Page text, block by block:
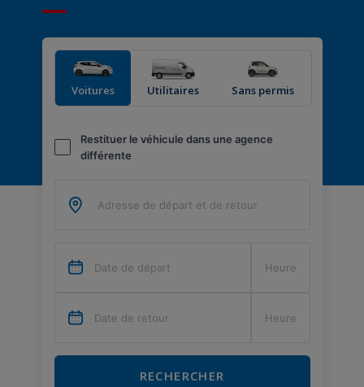
Voitures Utilitaires Sans permis
Restituer le véhicule dans une agence
différente
RECHERCHER